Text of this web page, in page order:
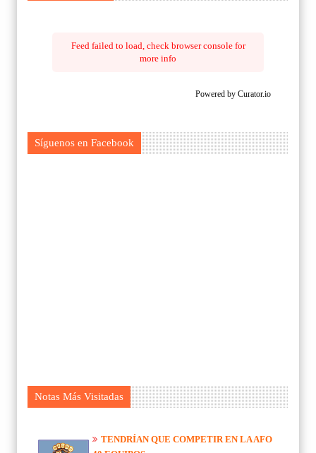
Feed failed to load, check browser console for
more info
Powered by Curator.io
Síguenos en Facebook
Notas Más Visitadas
TENDRÍAN QUE COMPETIR EN LA AFO